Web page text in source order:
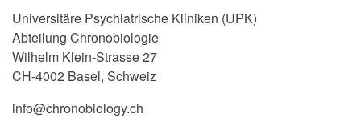
Universitäre Psychiatrische Kliniken (UPK)
Abteilung Chronobiologie
Wilhelm Klein-Strasse 27
CH-4002 Basel, Schweiz
info@chronobiology.ch